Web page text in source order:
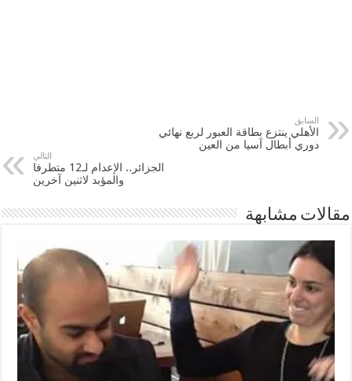
السابق
الأهلي ينتزع بطاقة العبور لربع نهائي
دوري أبطال آسيا من العين
التالي
الجزائر.. الإعدام لـ12 متطرفا
والمؤبد لاثنين آخرين
مقالات مشابهة